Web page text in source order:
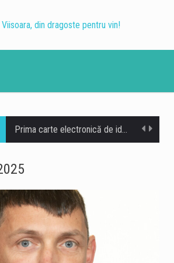
Prima carte electronică de identitate va putea fi eliberată gratuit în continuare, după ce Guvernul a aprobat vineri un proiect de hotărâre prin care măsura este menținută pe perioada implementării proiectului finanțat prin Planul Național de Redresare și Reziliență (PNRR). Potrivit Guvernului, gratuitatea se aplică în limita fondurilor deja alocate și disponibile prin PNRR, fără alocarea unor fonduri suplimentare de la bugetul de stat. Măsura vizează eliberarea gratuită a primei cărți electronice de identitate pentru cetățenii eligibili, pe întreaga perioadă de implementare a proiectului „Stimularea adoptării cărții electronice de identitate de către cetățenii români”. În nota de fundamentare a proiectului…